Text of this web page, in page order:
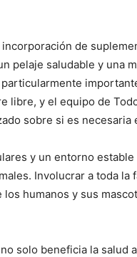
de
pelaje saludable y una
libre, y el equipo de
sobre si es necesaria
y un entorno
Involucrar a toda la
humanos y sus
solo beneficia la salud